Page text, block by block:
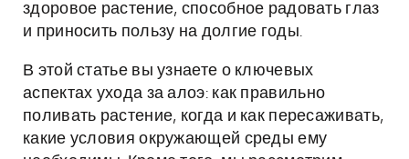
здоровое растение, способное радовать глаз
и приносить пользу на долгие годы.
В этой статье вы узнаете о ключевых
аспектах ухода за алоэ: как правильно
поливать растение, когда и как пересаживать,
какие условия окружающей среды ему